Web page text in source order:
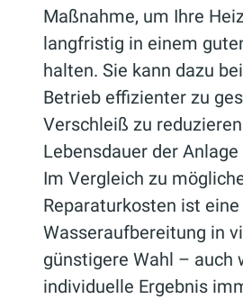
Maßnahme, um Ihre
langfristig in einem
halten. Sie kann dazu
Betrieb effizienter zu
Verschleiß zu
Lebensdauer der
Im Vergleich zu
Reparaturkosten ist
Wasseraufbereitung in
günstigere Wahl – auch
individuelle Ergebnis